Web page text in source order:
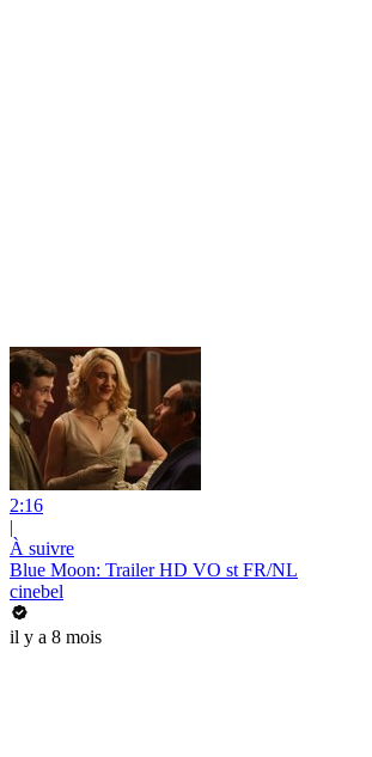
2:16
|
À suivre
Blue Moon: Trailer HD VO st FR/NL
cinebel
il y a 8 mois